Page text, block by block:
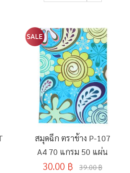
สมุดฉีก ตราช้าง P-107
A4 70 แกรม 50 แผ่น
30.00 ฿ 39.00 ฿